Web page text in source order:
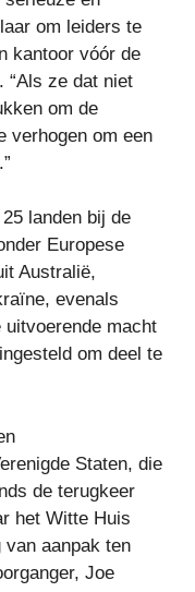
om leiders te
kantoor vóór de
“Als ze dat niet
om de
verhogen om een
landen bij de
Europese
Australië,
evenals
uitvoerende macht
om deel te
Staten, die
de terugkeer
het Witte Huis
aanpak ten
Joe